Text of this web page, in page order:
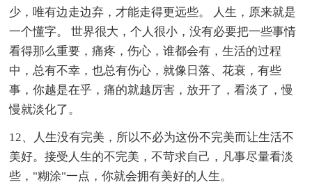
少，唯有边走边弃，才能走得更远些。 人生，原来就是
一个懂字。 世界很大，个人很小，没有必要把一些事情
看得那么重要，痛疼，伤心，谁都会有，生活的过程
中，总有不幸，也总有伤心，就像日落、花衰，有些
事，你越是在乎，痛的就越厉害，放开了，看淡了，慢
慢就淡化了。
12、人生没有完美，所以不必为这份不完美而让生活不
美好。接受人生的不完美，不苛求自己，凡事尽量看淡
些，"糊涂"一点，你就会拥有美好的人生。